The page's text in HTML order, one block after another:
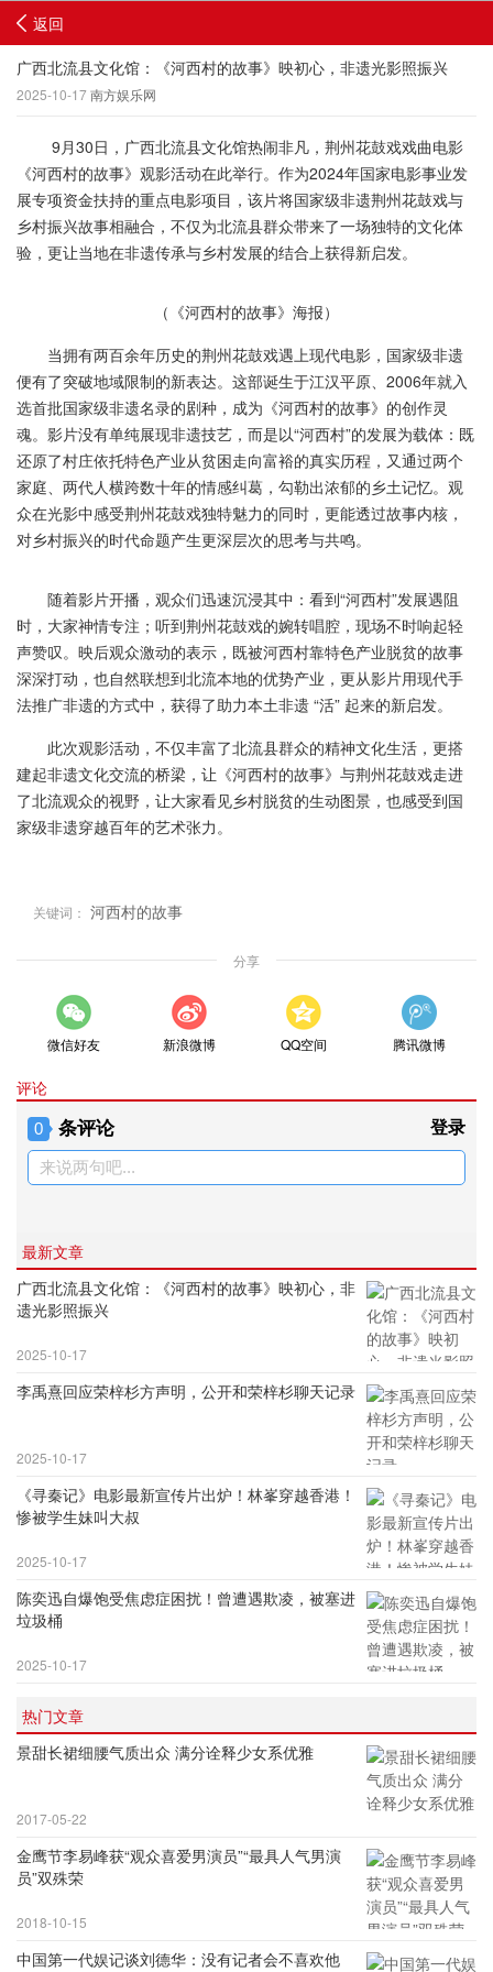
返回
广西北流县文化馆：《河西村的故事》映初心，非遗光影照振兴
2025-10-17南方娱乐网
9月30日，广西北流县文化馆热闹非凡，荆州花鼓戏戏曲电影
《河西村的故事》观影活动在此举行。作为2024年国家电影事业发
展专项资金扶持的重点电影项目，该片将国家级非遗荆州花鼓戏与
乡村振兴故事相融合，不仅为北流县群众带来了一场独特的文化体
验，更让当地在非遗传承与乡村发展的结合上获得新启发。
（《河西村的故事》海报）
当拥有两百余年历史的荆州花鼓戏遇上现代电影，国家级非遗
便有了突破地域限制的新表达。这部诞生于江汉平原、2006年就入
选首批国家级非遗名录的剧种，成为《河西村的故事》的创作灵
魂。影片没有单纯展现非遗技艺，而是以“河西村”的发展为载体：既
还原了村庄依托特色产业从贫困走向富裕的真实历程，又通过两个
家庭、两代人横跨数十年的情感纠葛，勾勒出浓郁的乡土记忆。观
众在光影中感受荆州花鼓戏独特魅力的同时，更能透过故事内核，
对乡村振兴的时代命题产生更深层次的思考与共鸣。
随着影片开播，观众们迅速沉浸其中：看到“河西村”发展遇阻
时，大家神情专注；听到荆州花鼓戏的婉转唱腔，现场不时响起轻
声赞叹。映后观众激动的表示，既被河西村靠特色产业脱贫的故事
深深打动，也自然联想到北流本地的优势产业，更从影片用现代手
法推广非遗的方式中，获得了助力本土非遗 “活” 起来的新启发。
此次观影活动，不仅丰富了北流县群众的精神文化生活，更搭
建起非遗文化交流的桥梁，让《河西村的故事》与荆州花鼓戏走进
了北流观众的视野，让大家看见乡村脱贫的生动图景，也感受到国
家级非遗穿越百年的艺术张力。
关键词： 河西村的故事
分享
微信好友 新浪微博 QQ空间 腾讯微博
评论
0 条评论 登录
来说两句吧...
最新文章
广西北流县文化馆：《河西村的故事》映初心，非
遗光影照振兴
2025-10-17
李禹熹回应荣梓杉方声明，公开和荣梓杉聊天记录
2025-10-17
《寻秦记》电影最新宣传片出炉！林峯穿越香港！
惨被学生妹叫大叔
2025-10-17
陈奕迅自爆饱受焦虑症困扰！曾遭遇欺凌，被塞进
垃圾桶
2025-10-17
热门文章
景甜长裙细腰气质出众 满分诠释少女系优雅
2017-05-22
金鹰节李易峰获“观众喜爱男演员”“最具人气男演
员”双殊荣
2018-10-15
中国第一代娱记谈刘德华：没有记者会不喜欢他